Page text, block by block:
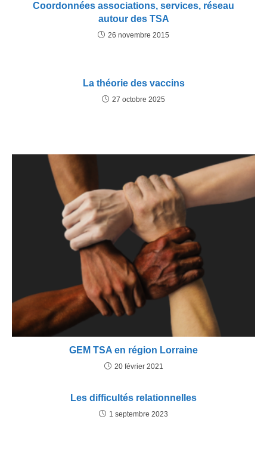
Coordonnées associations, services, réseau
autour des TSA
26 novembre 2015
La théorie des vaccins
27 octobre 2025
GEM TSA en région Lorraine
20 février 2021
Les difficultés relationnelles
1 septembre 2023